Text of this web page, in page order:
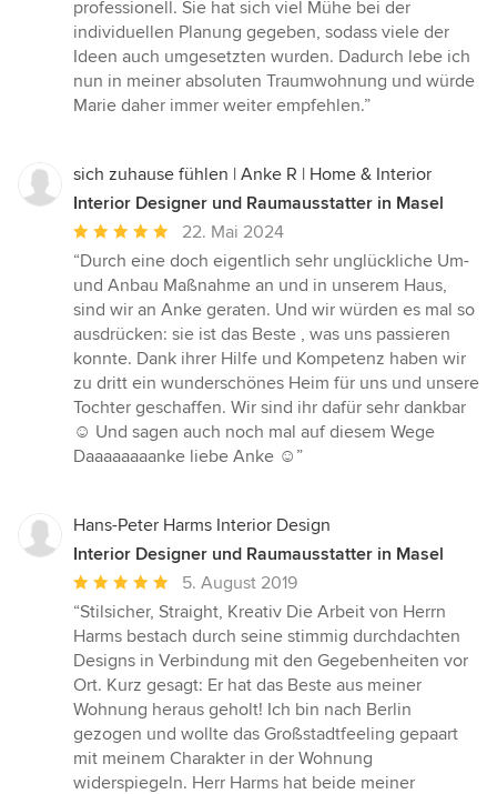
5
Sternen
professionell. Sie hat sich viel Mühe bei der
individuellen Planung gegeben, sodass viele der
Ideen auch umgesetzten wurden. Dadurch lebe ich
nun in meiner absoluten Traumwohnung und würde
Marie daher immer weiter empfehlen.”
sich zuhause fühlen | Anke R | Home & Interior
Interior Designer und Raumausstatter in Masel
Durchschnittliche
Bewertung:
5
von
5
Sternen
22. Mai 2024
“Durch eine doch eigentlich sehr unglückliche Um-
und Anbau Maßnahme an und in unserem Haus,
sind wir an Anke geraten. Und wir würden es mal so
ausdrücken: sie ist das Beste , was uns passieren
konnte. Dank ihrer Hilfe und Kompetenz haben wir
zu dritt ein wunderschönes Heim für uns und unsere
Tochter geschaffen. Wir sind ihr dafür sehr dankbar
☺️ Und sagen auch noch mal auf diesem Wege
Daaaaaaaanke liebe Anke ☺️”
Hans-Peter Harms Interior Design
Interior Designer und Raumausstatter in Masel
Durchschnittliche
Bewertung:
5
von
5
Sternen
5. August 2019
“Stilsicher, Straight, Kreativ Die Arbeit von Herrn
Harms bestach durch seine stimmig durchdachten
Designs in Verbindung mit den Gegebenheiten vor
Ort. Kurz gesagt: Er hat das Beste aus meiner
Wohnung heraus geholt! Ich bin nach Berlin
gezogen und wollte das Großstadtfeeling gepaart
mit meinem Charakter in der Wohnung
widerspiegeln. Herr Harms hat beide meiner